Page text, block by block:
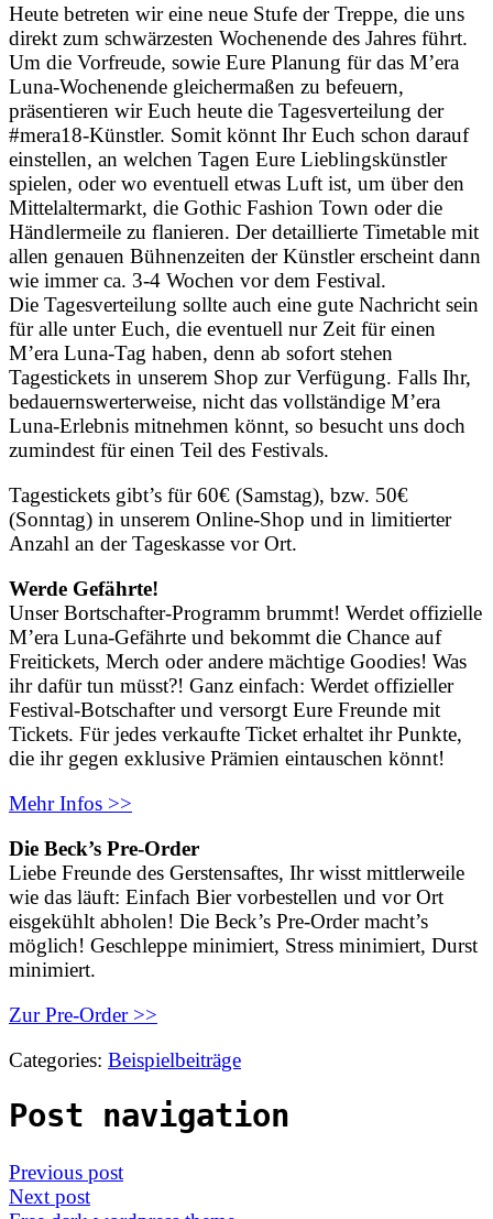
Heute betreten wir eine neue Stufe der Treppe, die uns
direkt zum schwärzesten Wochenende des Jahres führt.
Um die Vorfreude, sowie Eure Planung für das M’era
Luna-Wochenende gleichermaßen zu befeuern,
präsentieren wir Euch heute die Tagesverteilung der
#mera18-Künstler. Somit könnt Ihr Euch schon darauf
einstellen, an welchen Tagen Eure Lieblingskünstler
spielen, oder wo eventuell etwas Luft ist, um über den
Mittelaltermarkt, die Gothic Fashion Town oder die
Händlermeile zu flanieren. Der detaillierte Timetable mit
allen genauen Bühnenzeiten der Künstler erscheint dann
wie immer ca. 3-4 Wochen vor dem Festival.
Die Tagesverteilung sollte auch eine gute Nachricht sein
für alle unter Euch, die eventuell nur Zeit für einen
M’era Luna-Tag haben, denn ab sofort stehen
Tagestickets in unserem Shop zur Verfügung. Falls Ihr,
bedauernswerterweise, nicht das vollständige M’era
Luna-Erlebnis mitnehmen könnt, so besucht uns doch
zumindest für einen Teil des Festivals.
Tagestickets gibt’s für 60€ (Samstag), bzw. 50€
(Sonntag) in unserem Online-Shop und in limitierter
Anzahl an der Tageskasse vor Ort.
Werde Gefährte!
Unser Bortschafter-Programm brummt! Werdet offizielle
M’era Luna-Gefährte und bekommt die Chance auf
Freitickets, Merch oder andere mächtige Goodies! Was
ihr dafür tun müsst?! Ganz einfach: Werdet offizieller
Festival-Botschafter und versorgt Eure Freunde mit
Tickets. Für jedes verkaufte Ticket erhaltet ihr Punkte,
die ihr gegen exklusive Prämien eintauschen könnt!
Mehr Infos >>
Die Beck’s Pre-Order
Liebe Freunde des Gerstensaftes, Ihr wisst mittlerweile
wie das läuft: Einfach Bier vorbestellen und vor Ort
eisgekühlt abholen! Die Beck’s Pre-Order macht’s
möglich! Geschleppe minimiert, Stress minimiert, Durst
minimiert.
Zur Pre-Order >>
Categories: Beispielbeiträge
Post navigation
Previous post
Next post